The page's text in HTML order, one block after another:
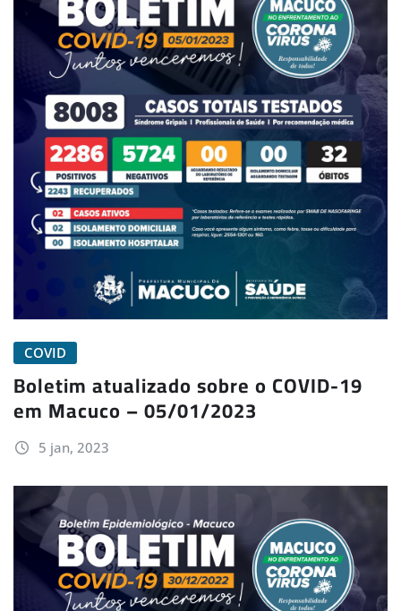
COVID
Boletim atualizado sobre o COVID-19
em Macuco – 05/01/2023
5 jan, 2023